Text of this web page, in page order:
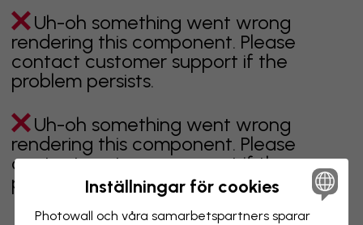
Uh-oh something went wrong
rendering this component. Please
contact customer support if the
problem persists.
Uh-oh something went wrong
rendering this component. Please
contact customer support if the
problem persists.Inställningar för cookies
Photowall och våra samarbets­partners sparar